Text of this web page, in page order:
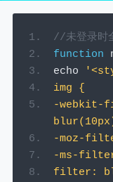
//未登录时
function
echo
img {
-
-moz-
-ms-
filter: